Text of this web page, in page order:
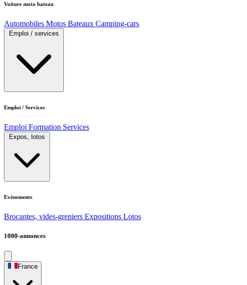
Voiture moto bateau
Automobiles Motos Bateaux Camping-cars
Emploi / services
Emploi / Services
Emploi Formation Services
Expos, lotos
Evènements
Brocantes, vides-greniers Expositions Lotos
1000-annonces
France